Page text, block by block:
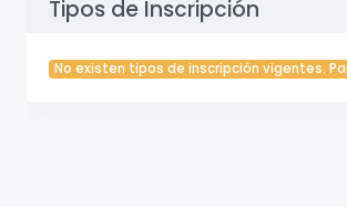
Tipos de Inscripción
No existen tipos de inscripción vigentes.